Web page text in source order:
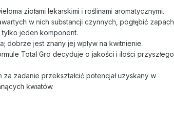
ziołami lekarskimi i roślinami aromatycznymi.
w nich substancji czynnych, pogłębić zapach
tylko jeden komponent.
dobrze jest znany jej wpływ na kwitnienie.
Total Gro decyduje o jakości i ilości przyszłego
za zadanie przekształcić potencjał uzyskany w
kwiatów.